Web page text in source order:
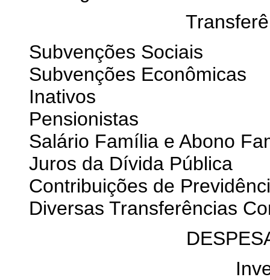
Subvenções Sociais
Subvenções Econômicas
Inativos
Pensionistas
Salário Família e Abono
Juros da Dívida Pública
Contribuições de
Diversas Transferências